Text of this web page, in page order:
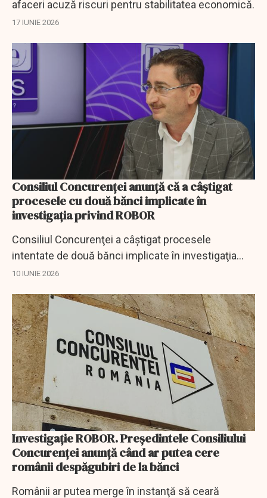
afaceri acuză riscuri pentru stabilitatea economică.
17 IUNIE 2026
Consiliul Concurenţei anunţă că a câştigat
procesele cu două bănci implicate în
investigaţia privind ROBOR
Consiliul Concurenţei a câştigat procesele
intentate de două bănci implicate în investigaţia
privind stabilirea indicelui ROBOR, care au solicitat
10 IUNIE 2026
Investigaţie ROBOR. Preşedintele Consiliului
Concurenţei anunţă când ar putea cere
românii despăgubiri de la bănci
Românii ar putea merge în instanţă să ceară